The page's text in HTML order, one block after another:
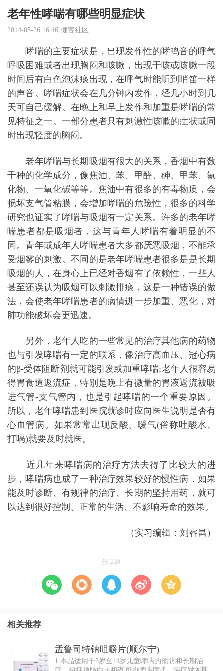
老年性哮喘有哪些明显症状
2014-05-26 16:46 健客社区
哮喘的主要症状是，出现发作性的哮鸣音的呼气
呼吸困难或者出现胸闷和咳嗽，出现干咳或咳嗽一段
时间后有白色泡沫痰出现，在呼气时能听到哨笛一样
的声音。哮喘症状会在几分钟内发作，经几小时到几
天可自己缓解。在晚上和早上发作和加重是哮喘的常
见特征之一。一部分患者只有刺激性咳嗽的症状或同
时出现轻度的胸闷。
老年哮喘与长期吸烟有很大的关系，香烟中有数
千种的化学成分，像焦油、苯、甲醛、砷、甲苯、氰
化物、一氧化碳等等。焦油中有很多的有毒物质，会
损坏支气管粘膜，会增加哮喘的危险性，很多的科学
研究也证实了哮喘与吸烟有一定关系。许多的老年哮
喘患者都是吸烟者，这与青年人哮喘有着明显的不
同。青年或成年人哮喘患者大多都厌恶吸烟，不能承
受烟雾的刺激。不同的是老年哮喘患者很多是是长期
吸烟的人，在身心上已经对香烟有了依赖性，一些人
甚至还误认为吸烟可以刺激排痰，这是一种错误的做
法，会使老年哮喘患者的病情进一步加重、恶化，对
肺功能破坏会更迅速。
另外，老年人吃的一些常见的治疗其他病的药物
也与引发哮喘有一定的联系，像治疗高血压、冠心病
的β-受体阻断剂就可能引发或加重哮喘;老年人很容易
得胃食道返流症，特别是晚上有微量的胃液返流被吸
进气管-支气管内，也是引起哮喘的一个重要原因。
所以，老年哮喘患到医院就诊时应向医生说明是否有
心血管病。如果常常出现反酸、嗳气(俗称吐酸水、
打嗝)就要及时就医。
近几年来哮喘病的治疗方法去得了比较大的进
步，哮喘病也成了一种治疗效果较好的慢性病，如果
能及时诊断、有规律的治疗、长期的坚持用药，就可
以达到很好控制、正常的生活、不影响寿命的效果。
（实习编辑：刘睿昌）
分享到
相关推荐
孟鲁司特钠咀嚼片(顺尔宁)
1.本品适用于2岁至14岁儿童哮喘的预防和长期治